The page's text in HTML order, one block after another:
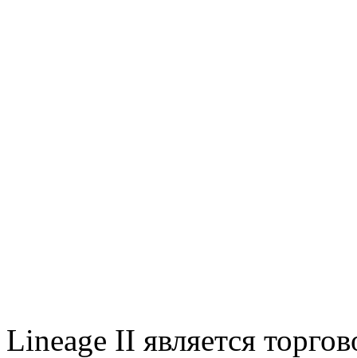
Lineage II является